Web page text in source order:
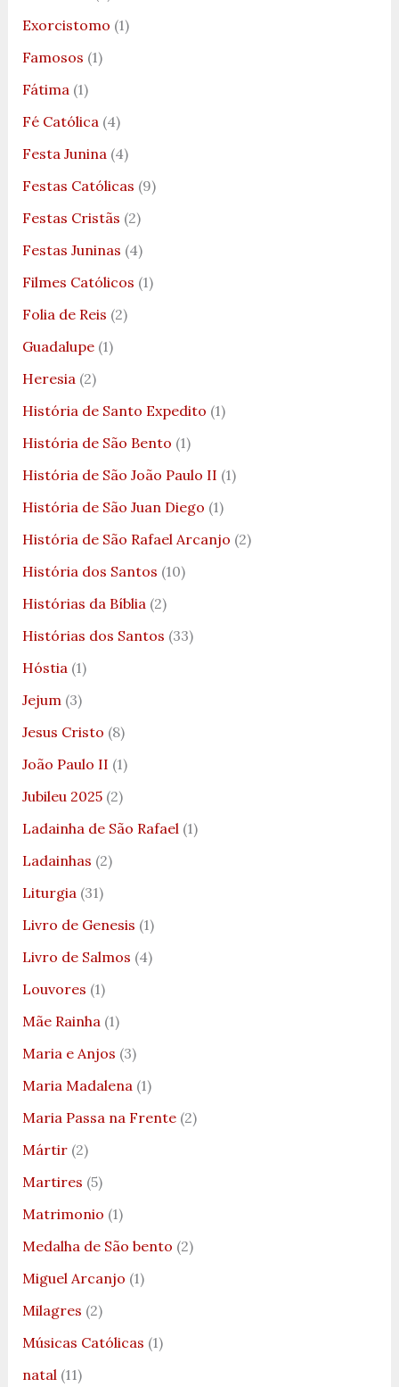
Exorcistomo (1)
Famosos (1)
Fátima(1)
Fé Católica(4)
Festa Junina(4)
Festas Católicas (9)
Festas Cristãs (2)
Festas Juninas (4)
Filmes Católicos (1)
Folia de Reis (2)
Guadalupe(1)
Heresia(2)
História de Santo Expedito (1)
História de São Bento (1)
História de São João Paulo II (1)
História de São Juan Diego (1)
História de São Rafael Arcanjo (2)
História dos Santos (10)
Histórias da Bíblia(2)
Histórias dos Santos (33)
Hóstia(1)
Jejum(3)
Jesus Cristo (8)
João Paulo II (1)
Jubileu 2025(2)
Ladainha de São Rafael(1)
Ladainhas (2)
Liturgia(31)
Livro de Genesis (1)
Livro de Salmos (4)
Louvores (1)
Mãe Rainha(1)
Maria e Anjos (3)
Maria Madalena(1)
Maria Passa na Frente(2)
Mártir(2)
Martires (5)
Matrimonio (1)
Medalha de São bento (2)
Miguel Arcanjo (1)
Milagres (2)
Músicas Católicas (1)
natal(11)